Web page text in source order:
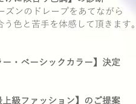
ンのドレープをあてながら
と苦手を体感して頂きます。
・ベーシックカラー】決定
級ファッション】のご提案